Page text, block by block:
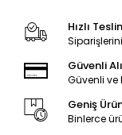
Hızlı
Güvenli
Güvenli
Geniş
Binlerce